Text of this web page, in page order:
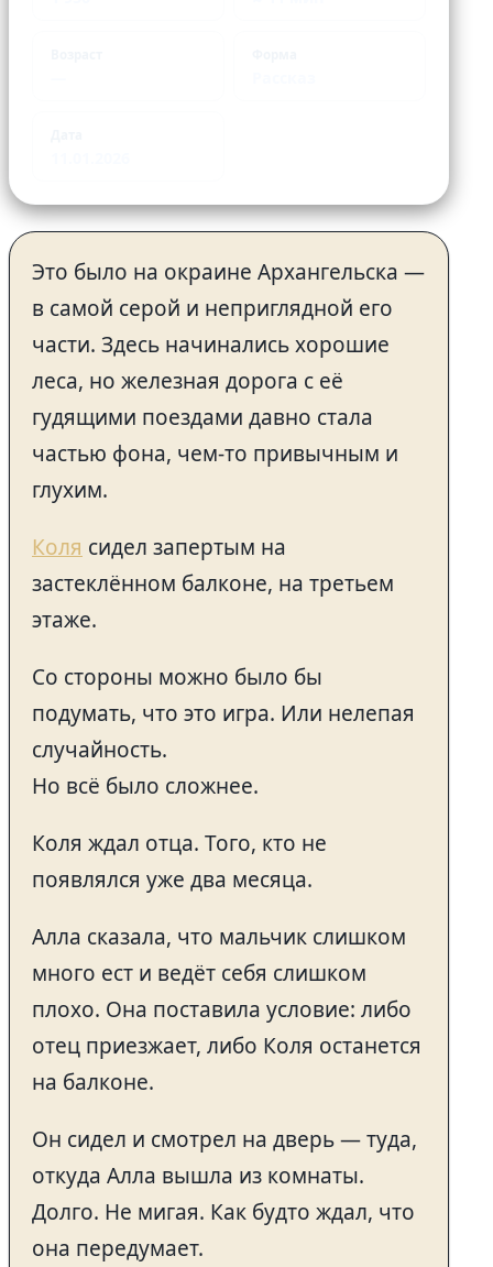
Это было на окраине Архангельска —
в самой серой и неприглядной его
части. Здесь начинались хорошие
леса, но железная дорога с её
гудящими поездами давно стала
частью фона, чем-то привычным и
глухим.
Коля сидел запертым на
застеклённом балконе, на третьем
этаже.
Со стороны можно было бы
подумать, что это игра. Или нелепая
случайность.
Но всё было сложнее.
Коля ждал отца. Того, кто не
появлялся уже два месяца.
Алла сказала, что мальчик слишком
много ест и ведёт себя слишком
плохо. Она поставила условие: либо
отец приезжает, либо Коля останется
на балконе.
Он сидел и смотрел на дверь — туда,
откуда Алла вышла из комнаты.
Долго. Не мигая. Как будто ждал, что
она передумает.